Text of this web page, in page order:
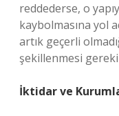
reddederse, o
kaybolmasına yol
artık geçerli
şekillenmesi
İktidar ve